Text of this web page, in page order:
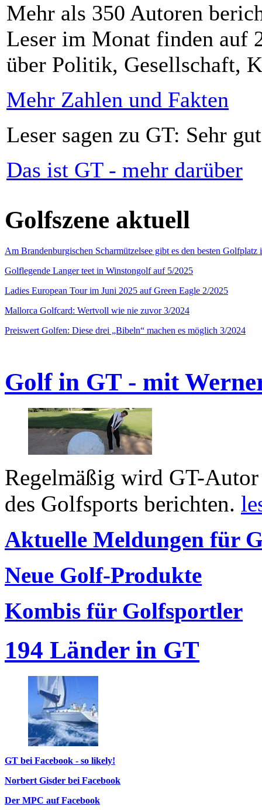
Mehr als 350 Autoren
Leser im Monat finden auf
über Politik, Gesellschaft,
Mehr Zahlen und Fakten
Leser sagen zu GT: Sehr
Das ist GT - mehr darüber
Golfszene aktuell
Am Brandenburgischen Scharmützelsee gibt es den besten
Golflegende Langer teet in Winstongolf auf 5/2025
Ladies European Tour im Juni 2025 auf Green Eagle 2/2025
Mallorca Golfcard: Wertvoll wie nie zuvor 3/2024
Preiswert Golfen: Diese drei „Bibeln“ machen es möglich 3/2024
Golf in GT - mit
Regelmäßig wird GT-
des Golfsports berichten.
Aktuelle Meldungen für
Neue Golf-Produkte
Kombis für Golfsportler
194 Länder in GT
GT bei Facebook - so likely!
Norbert Gisder bei Facebook
Der MPC auf Facebook